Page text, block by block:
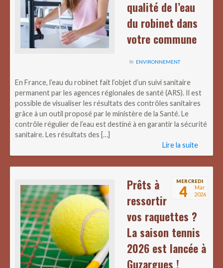
qualité de l’eau
du robinet dans
votre commune
ENVIRONNEMENT
En France, l’eau du robinet fait l’objet d’un suivi sanitaire
permanent par les agences régionales de santé (ARS). Il est
possible de visualiser les résultats des contrôles sanitaires
grâce à un outil proposé par le ministère de la Santé. Le
contrôle régulier de l’eau est destiné à en garantir la sécurité
sanitaire. Les résultats des […]
Lire la suite
MERCREDI
4
Mar
2026
Prêts à
ressortir
vos raquettes ?
La saison tennis
2026 est lancée à
Guzargues !